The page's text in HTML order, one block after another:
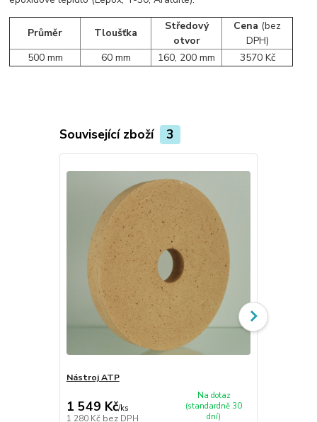
Průměr Tloušťka
Středový
otvor
Cena (bez
DPH)
500 mm
60 mm 160, 200 mm 3570 Kč
Související zboží 3
Nástroj ATP
1 549 Kč/ks
1 280 Kč bez DPH
Na dotaz
(standardně 30
dní)